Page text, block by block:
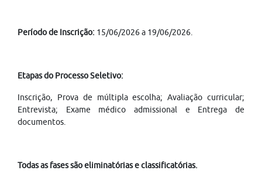
Período de Inscrição: 15/06/2026 a 19/06/2026.
Etapas do Processo Seletivo:
Inscrição, Prova de múltipla escolha; Avaliação curricular;
Entrevista; Exame médico admissional e Entrega de
documentos.
Todas as fases são eliminatórias e classificatórias.